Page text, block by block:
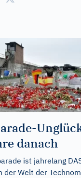
danach
ist jahrelang
der Welt der